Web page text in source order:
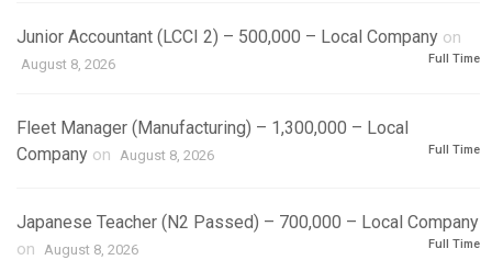
Junior Accountant (LCCI 2) – 500,000 – Local Company on
August 8, 2026 Full Time
Fleet Manager (Manufacturing) – 1,300,000 – Local
Company on August 8, 2026 Full Time
Japanese Teacher (N2 Passed) – 700,000 – Local Company
on August 8, 2026 Full Time